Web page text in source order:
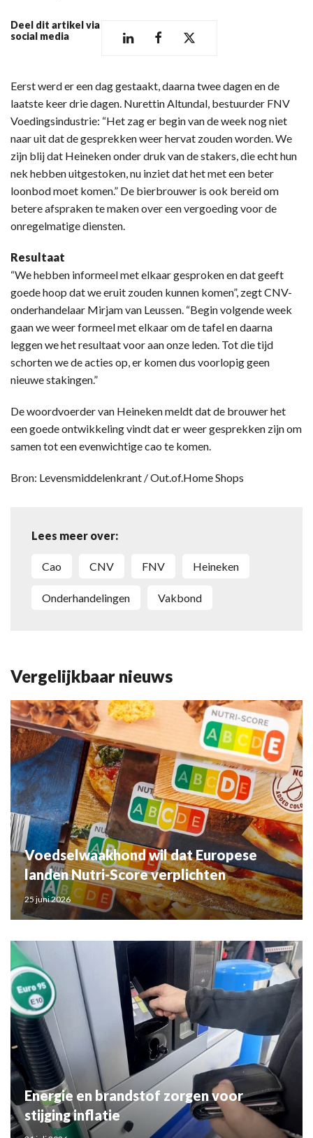
Deel dit artikel via
social media
Eerst werd er een dag gestaakt, daarna twee dagen en de
laatste keer drie dagen. Nurettin Altundal, bestuurder FNV
Voedingsindustrie: “Het zag er begin van de week nog niet
naar uit dat de gesprekken weer hervat zouden worden. We
zijn blij dat Heineken onder druk van de stakers, die echt hun
nek hebben uitgestoken, nu inziet dat het met een beter
loonbod moet komen.” De bierbrouwer is ook bereid om
betere afspraken te maken over een vergoeding voor de
onregelmatige diensten.
Resultaat
“We hebben informeel met elkaar gesproken en dat geeft
goede hoop dat we eruit zouden kunnen komen”, zegt CNV-
onderhandelaar Mirjam van Leussen. “Begin volgende week
gaan we weer formeel met elkaar om de tafel en daarna
leggen we het resultaat voor aan onze leden. Tot die tijd
schorten we de acties op, er komen dus voorlopig geen
nieuwe stakingen.”
De woordvoerder van Heineken meldt dat de brouwer het
een goede ontwikkeling vindt dat er weer gesprekken zijn om
samen tot een evenwichtige cao te komen.
Bron: Levensmiddelenkrant / Out.of.Home Shops
Lees meer over:
cao CNV FNV Heineken
onderhandelingen vakbond
Vergelijkbaar nieuws
Voedselwaakhond wil dat Europese
landen Nutri-Score verplichten
25 juni 2026
Energie en brandstof zorgen voor
stijging inflatie